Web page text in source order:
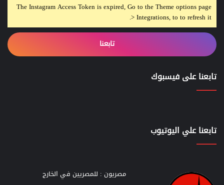
The Instagram Access Token is expired, Go to the Theme options page
> Integrations, to to refresh it.
تابعنا
تابعنا على فيسبوك
تابعنا علي اليوتيوب
مصريون : للمصريين في الخارج